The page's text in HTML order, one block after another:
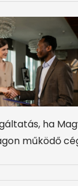
ha
működő